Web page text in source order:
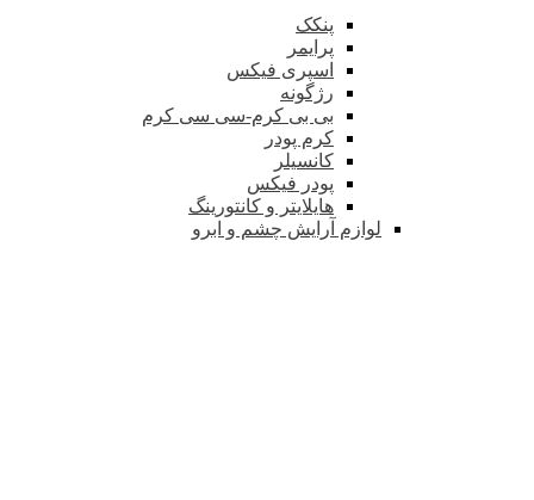
پنکک
پرایمر
اسپری فیکس
رژگونه
بی بی کرم-سی سی کرم
کرم پودر
کانسیلر
پودر فیکس
هایلایتر و کانتورینگ
لوازم آرایش چشم و ابرو